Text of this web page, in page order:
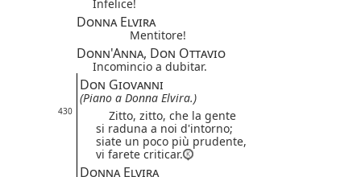
Infelice!
Donna Elvira
Mentitore!
Donn'Anna, Don Ottavio
Incomincio a dubitar.
Don Giovanni
(Piano a Donna Elvira.)
430
Zitto, zitto, che la gente
si raduna a noi d'intorno;
siate un poco più prudente,
vi farete criticar.
Donna Elvira